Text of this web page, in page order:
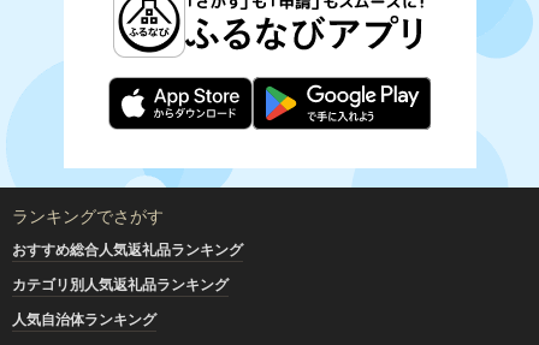
ランキングでさがす
おすすめ総合人気返礼品ランキング
カテゴリ別人気返礼品ランキング
人気自治体ランキング